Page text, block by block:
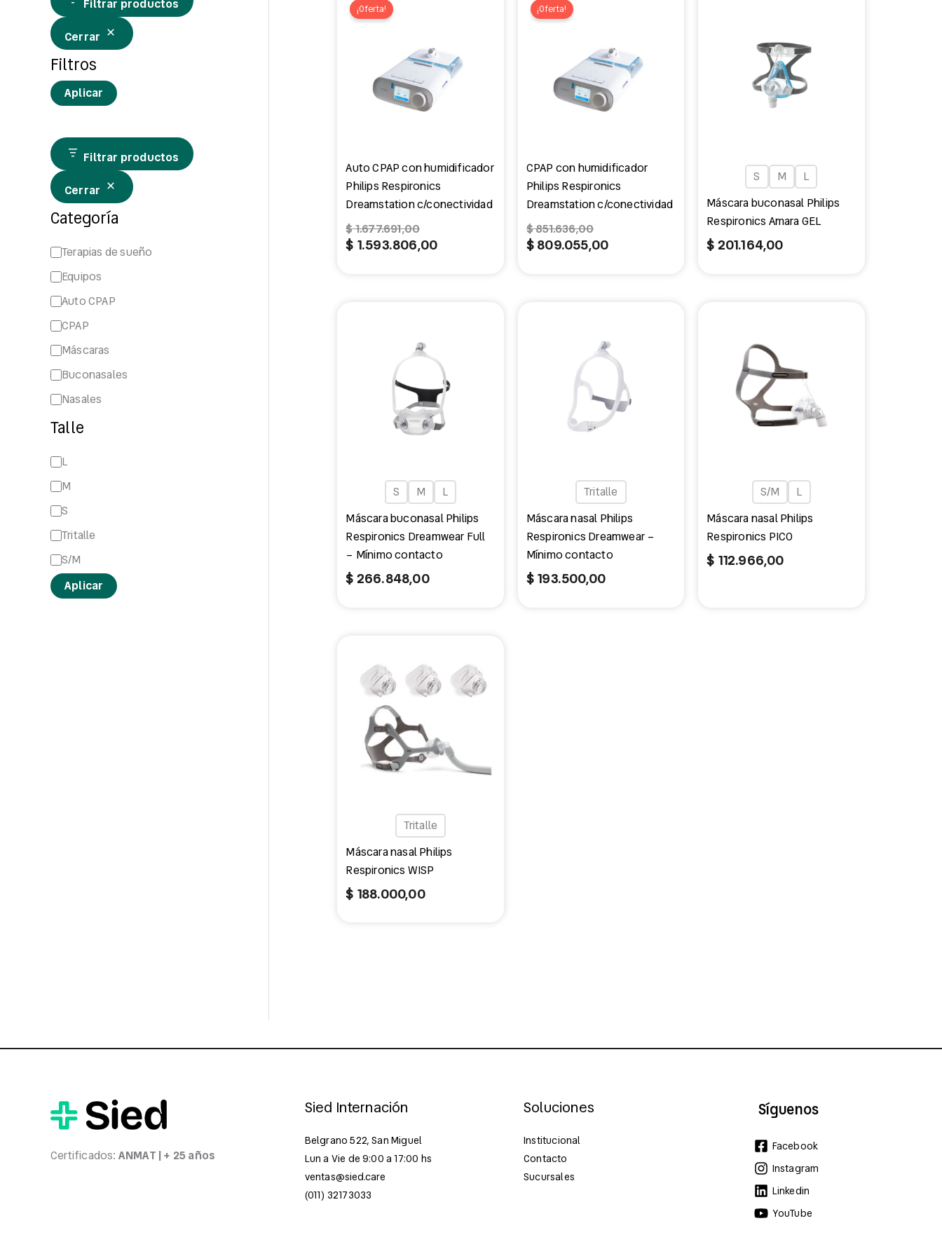
Filtrar productos
Cerrar
Filtros
Aplicar
Filtrar productos
Cerrar
Categoría
Terapias de sueño
Equipos
Auto CPAP
CPAP
Máscaras
Buconasales
Nasales
Talle
L
M
S
Tritalle
S/M
Aplicar
¡Oferta!
Auto CPAP con humidificador
Philips Respironics
Dreamstation c/conectividad
$1.677.691,00
era:
$ 1.677.691,00.
$ 1.593.806,00
$ 1.593.806,00.
¡Oferta!
CPAP con humidificador
Philips Respironics
Dreamstation c/conectividad
$851.636,00
era:
$ 851.636,00.
$809.055,00
es:
$ 809.055,00.
S M
L
Máscara buconasal Philips
Respironics Amara GEL
$201.164,00
S M
L
Máscara buconasal Philips
Respironics Dreamwear Full
– Mínimo contacto
$266.848,00
Tritalle
Máscara nasal Philips
Respironics Dreamwear –
Mínimo contacto
$193.500,00
S/M
L
Máscara nasal Philips
Respironics PICO
$ 112.966,00
Tritalle
Máscara nasal Philips
Respironics WISP
$ 188.000,00
Certificados: ANMAT | + 25 años
Sied Internación
Belgrano 522, San Miguel
Lun a Vie de 9:00 a 17:00 hs
ventas@sied.care
(011) 32173033
Soluciones
Institucional
Contacto
Sucursales
Síguenos
Facebook
Instagram
Linkedin
YouTube